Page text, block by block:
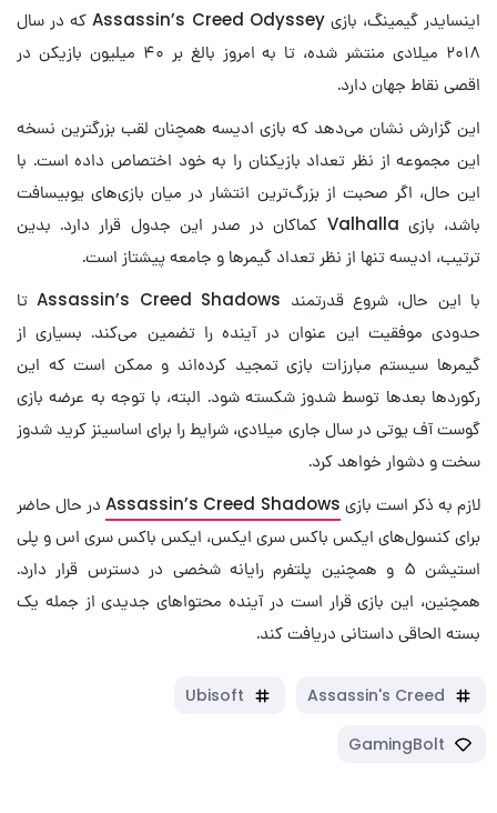
اینسایدر گیمینگ، بازی Assassin’s Creed Odyssey که در سال
۲۰۱۸ میلادی منتشر شده، تا به امروز بالغ بر ۴۰ میلیون بازیکن در
اقصی نقاط جهان دارد.
این گزارش نشان می‌دهد که بازی ادیسه همچنان لقب بزرگترین نسخه
این مجموعه از نظر تعداد بازیکنان را به خود اختصاص داده است. با
این حال، اگر صحبت از بزرگ‌ترین انتشار در میان بازی‌های یوبیسافت
باشد، بازی Valhalla کماکان در صدر این جدول قرار دارد. بدین
ترتیب، ادیسه تنها از نظر تعداد گیمرها و جامعه پیشتاز است.
با این حال، شروع قدرتمند Assassin’s Creed Shadows تا
حدودی موفقیت این عنوان در آینده را تضمین می‌کند. بسیاری از
گیمرها سیستم مبارزات بازی تمجید کرده‌اند و ممکن است که این
رکوردها بعدها توسط شدوز شکسته شود. البته، با توجه به عرضه بازی
گوست آف یوتی در سال جاری میلادی، شرایط را برای اساسینز کرید شدوز
سخت و دشوار خواهد کرد.
لازم به ذکر است بازی Assassin’s Creed Shadowsدر حال حاضر
برای کنسول‌های ایکس باکس سری ایکس، ایکس باکس سری اس و پلی
استیشن ۵ و همچنین پلتفرم رایانه شخصی در دسترس قرار دارد.
همچنین، این بازی قرار است در آینده محتواهای جدیدی از جمله یک
بسته الحاقی داستانی دریافت کند.
Assassin's Creed
Ubisoft
GamingBolt